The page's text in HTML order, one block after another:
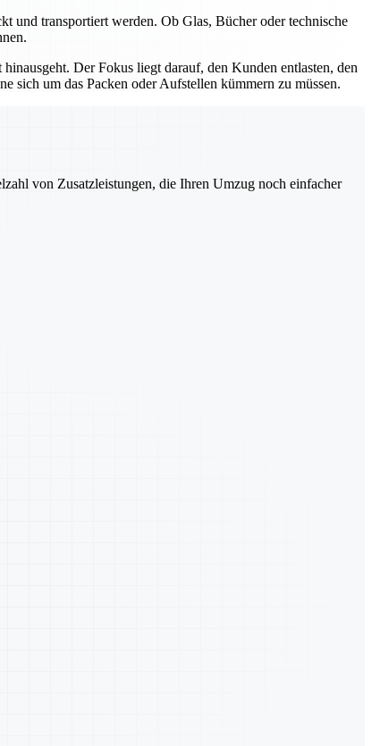
und transportiert werden. Ob Glas, Bücher oder technische
Der Fokus liegt darauf, den Kunden entlasten, den
sich um das Packen oder Aufstellen kümmern zu müssen.
von Zusatzleistungen, die Ihren Umzug noch einfacher